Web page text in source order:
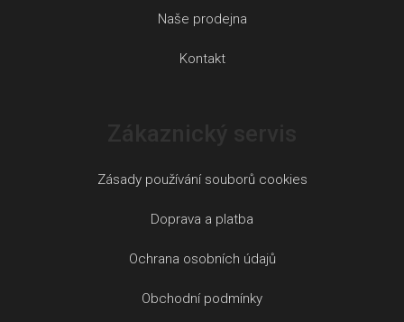
Naše prodejna
Kontakt
Zásady používání souborů cookies
Doprava a platba
Ochrana osobních údajů
Obchodní podmínky